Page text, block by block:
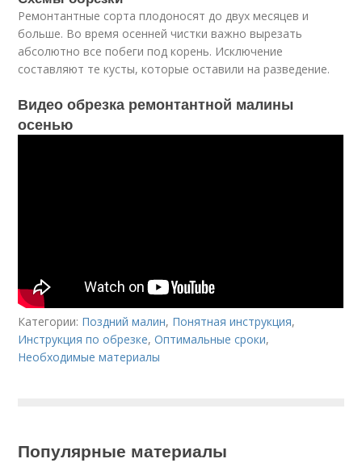
Ремонтантные сорта плодоносят до двух месяцев и
больше. Во время осенней чистки важно вырезать
абсолютно все побеги под корень. Исключение
составляют те кусты, которые оставили на разведение.
Видео обрезка ремонтантной малины
осенью
Категории: Поздний малин, Понятная инструкция,
Инструкция по обрезке,Оптимальные сроки,
Необходимые материалы
Популярные материалы